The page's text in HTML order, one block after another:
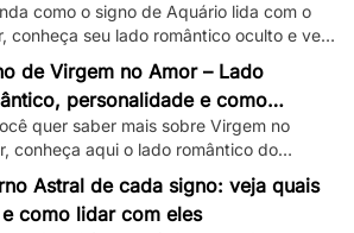
como o signo de Aquário lida com o
conheça seu lado romântico oculto e veja
de como conquistar um aquariano!
de Virgem no Amor – Lado
personalidade e como
quer saber mais sobre Virgem no
conheça aqui o lado romântico do
e confira dicas de como conquistá-
Astral de cada signo: veja quais
como lidar com eles